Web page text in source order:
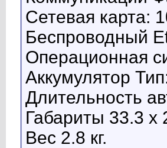
Сетевая карта:
Беспроводный
Операционная
Аккумулятор
Длительность
Габариты 33.3 x
Вес 2.8 кг.